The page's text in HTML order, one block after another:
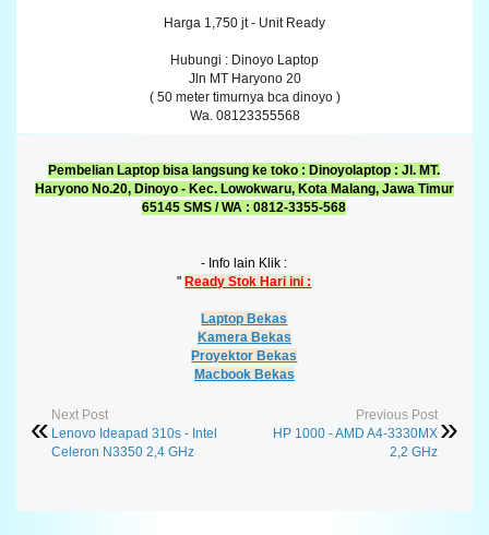
Harga 1,750 jt - Unit Ready
Hubungi : Dinoyo Laptop
Jln MT Haryono 20
( 50 meter timurnya bca dinoyo )
Wa. 08123355568
Pembelian Laptop bisa langsung ke toko : Dinoyolaptop : Jl. MT.
Haryono No.20, Dinoyo - Kec. Lowokwaru, Kota Malang, Jawa Timur
65145 SMS / WA : 0812-3355-568
- Info lain Klik :
" Ready Stok Hari ini :
Laptop Bekas
Kamera Bekas
Proyektor Bekas
Macbook Bekas
Next Post
Lenovo Ideapad 310s - Intel
Celeron N3350 2,4 GHz
Previous Post
HP 1000 - AMD A4-3330MX
2,2 GHz